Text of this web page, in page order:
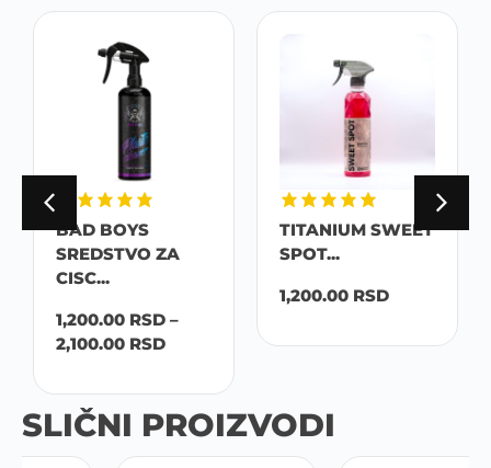
BAD BOYS
SREDSTVO ZA
CISC...
1,200.00 RSD –
2,100.00 RSD
TITANIUM SWEET
SPOT...
1,200.00 RSD
SLIČNI PROIZVODI